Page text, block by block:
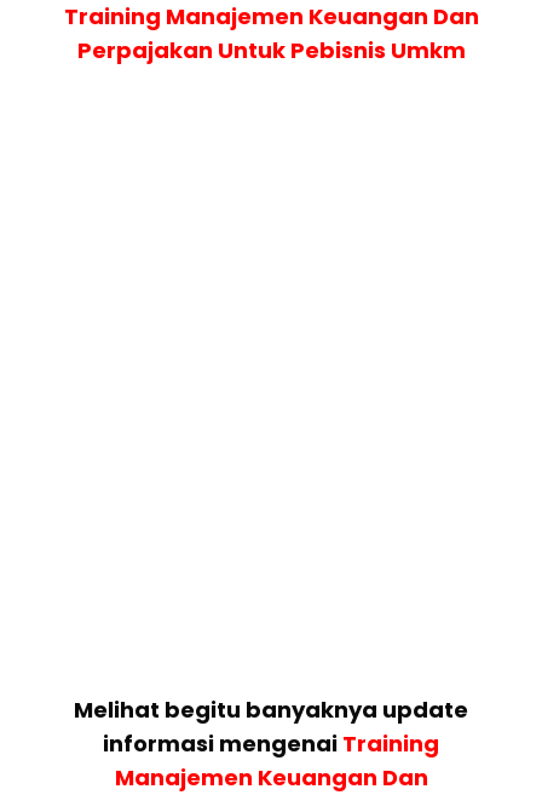
Training Manajemen Keuangan Dan
Perpajakan Untuk Pebisnis Umkm
Melihat begitu banyaknya update
informasi mengenai Training
Manajemen Keuangan Dan